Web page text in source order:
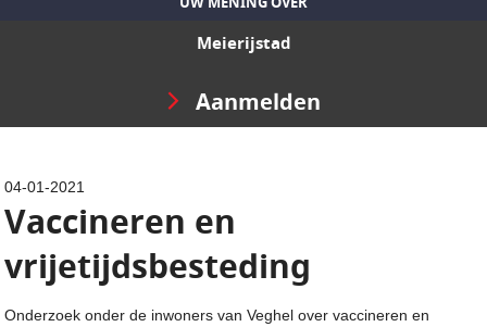
Meierijstad
Aanmelden
04-01-2021
Vaccineren en
vrijetijdsbesteding
Onderzoek onder de inwoners van Veghel over vaccineren en